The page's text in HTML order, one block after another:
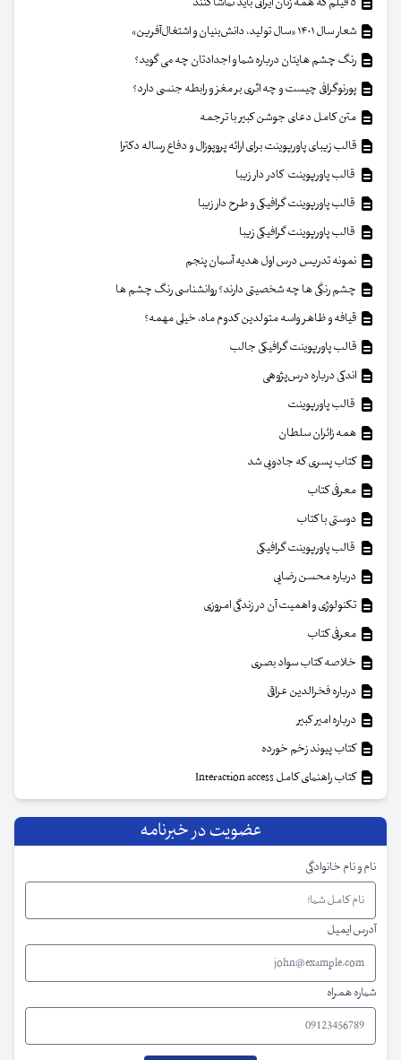
شعار سال ۱۴۰۱ «سال تولید، دانش‌بنیان و اشتغال‌آفرین»
رنگ چشم هایتان درباره شما و اجدادتان چه می گوید؟
پورنوگرافی چیست و چه اثری بر مغز و رابطه جنسی دارد؟
متن کامل دعای جوشن کبیر با ترجمه
قالب زیبای پاورپوینت برای ارائه پروپوزال و دفاع رساله دکترا
قالب پاورپوینت کادر دار زیبا
قالب پاورپوینت گرافیکی و طرح دار زیبا
قالب پاورپوینت گرافیکی زیبا
نمونه تدریس درس اول هدیه آسمان پنجم
چشم رنگی ها چه شخصیتی دارند؟ روانشناسی رنگ چشم ها
قیافه و ظاهر واسه متولدین کدوم ماه، خیلی مهمه؟
قالب پاورپوینت گرافیکی جالب
اندکی درباره درس‌پژوهی
قالب پاورپوینت
همه زائران سلطان
کتاب پسری که جادویی شد
معرفی کتاب
دوستی با کتاب
قالب پاورپوینت گرافیکی
درباره محسن رضایی
تکنولوژی و اهمیت آن در زندگی امروزی
معرفی کتاب
خلاصه کتاب سواد بصری
درباره فخرالدین عراقی
درباره امیر کبیر
کتاب پیوند زخم خورده
کتاب راهنمای کامل Interaction access
عضویت در خبرنامه
نام و نام خانوادگی
آدرس ایمیل
شماره همراه